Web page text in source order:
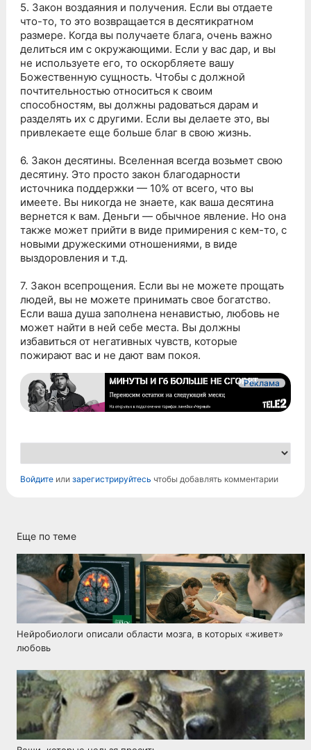
5. Закон воздаяния и получения. Если вы отдаете
что-то, то это возвращается в десятикратном
размере. Когда вы получаете блага, очень важно
делиться им с окружающими. Если у вас дар, и вы
не используете его, то оскорбляете вашу
Божественную сущность. Чтобы с должной
почтительностью относиться к своим
способностям, вы должны радоваться дарам и
разделять их с другими. Если вы делаете это, вы
привлекаете еще больше благ в свою жизнь.
6. Закон десятины. Вселенная всегда возьмет свою
десятину. Это просто закон благодарности
источника поддержки — 10% от всего, что вы
имеете. Вы никогда не знаете, как ваша десятина
вернется к вам. Деньги — обычное явление. Но она
также может прийти в виде примирения с кем-то, с
новыми дружескими отношениями, в виде
выздоровления и т.д.
7. Закон всепрощения. Если вы не можете прощать
людей, вы не можете принимать свое богатство.
Если ваша душа заполнена ненавистью, любовь не
может найти в ней себе места. Вы должны
избавиться от негативных чувств, которые
пожирают вас и не дают вам покоя.
Реклама
Войдите илизарегистрируйтесь чтобы добавлять комментарии
Еще по теме
Нейробиологи описали области мозга, в которых «живет»
любовь